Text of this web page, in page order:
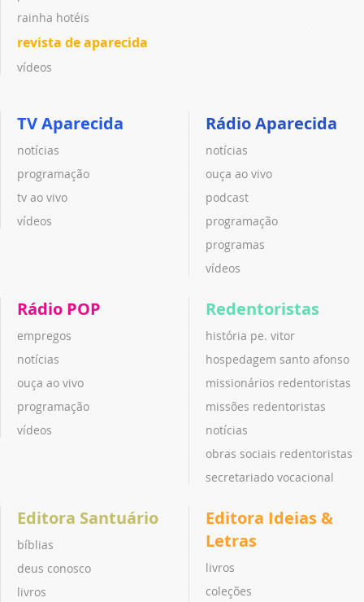
rainha hotéis
revista de aparecida
vídeos
TV Aparecida
notícias
programação
tv ao vivo
vídeos
Rádio Aparecida
notícias
ouça ao vivo
podcast
programação
programas
vídeos
Rádio POP
empregos
notícias
ouça ao vivo
programação
vídeos
Redentoristas
história pe. vitor
hospedagem santo afonso
missionários redentoristas
missões redentoristas
notícias
obras sociais redentoristas
secretariado vocacional
Editora Santuário
bíblias
deus conosco
livros
Editora Ideias &
Letras
livros
coleções